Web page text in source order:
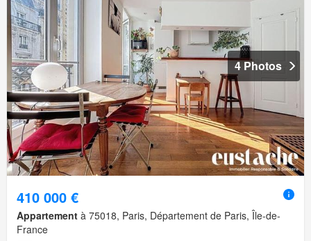
4 Photos
410 000 €
Appartement à 75018, Paris, Département de Paris, Île-de-
France